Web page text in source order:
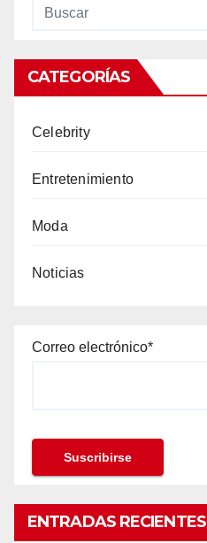
CATEGORÍAS
Celebrity
Entretenimiento
Moda
Noticias
Correo electrónico*
ENTRADAS RECIENTES